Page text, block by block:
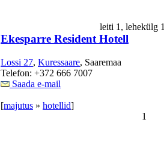
leiti 1,
Ekesparre Resident Hotell
Lossi 27, Kuressaare, Saaremaa
Telefon: +372 666 7007
Saada e-mail
[majutus » hotellid]
1